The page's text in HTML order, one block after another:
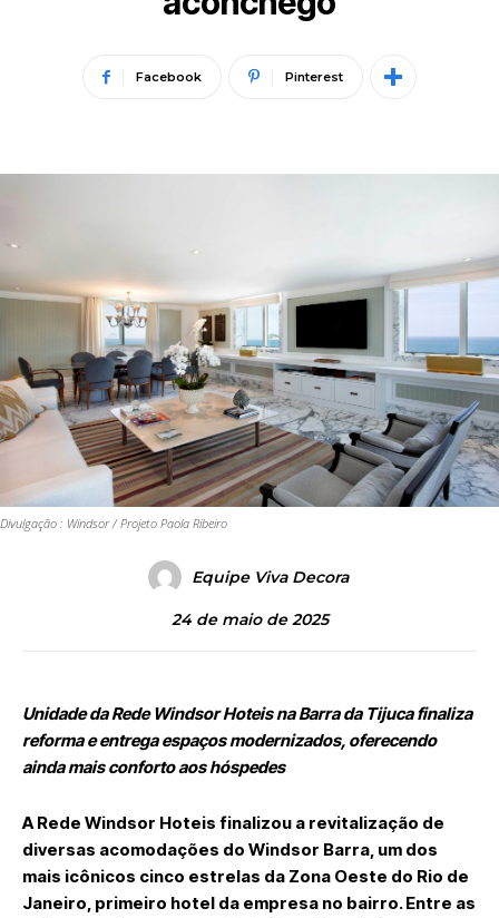
Facebook Pinterest
Divulgação : Windsor / Projeto Paola Ribeiro
Equipe Viva Decora
24 de maio de 2025
Unidade da Rede Windsor Hoteis na Barra da Tijuca finaliza
reforma e entrega espaços modernizados, oferecendo
ainda mais conforto aos hóspedes
A Rede Windsor Hoteis finalizou a revitalização de
diversas acomodações do Windsor Barra, um dos
mais icônicos cinco estrelas da Zona Oeste do Rio de
Janeiro, primeiro hotel da empresa no bairro. Entre as